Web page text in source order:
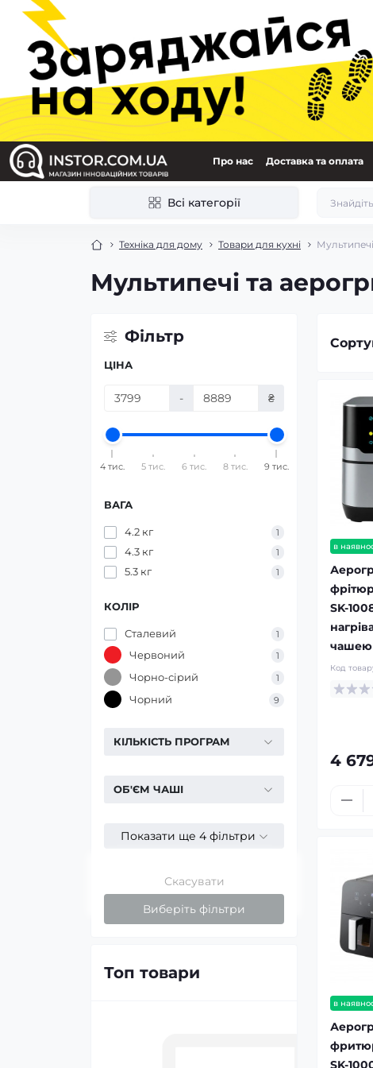
Про нас Доставка та оплата
Всі категорії
Техніка для дому Товари для кухні
Мультипечі та
Фільтр
ЦІНА
- ₴
4 тис. 5 тис. 6 тис. 8 тис. 9 тис.
ВАГА
4.2 кг 1
4.3 кг 1
5.3 кг 1
КОЛІР
Сталевий 1
Червоний 1
Чорно-сірий 1
Чорний 9
КІЛЬКІСТЬ ПРОГРАМ
ОБ'ЄМ ЧАШІ
Показати ще 4 фільтри
Скасувати
Виберіть фільтри
Топ товари
в
SK-
чашею
Код
4
в
SK-